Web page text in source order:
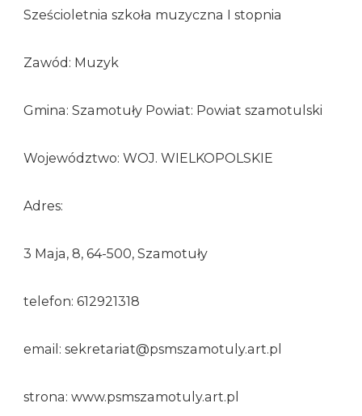
Sześcioletnia szkoła muzyczna I stopnia
Zawód: Muzyk
Gmina: Szamotuły Powiat: Powiat szamotulski
Województwo: WOJ. WIELKOPOLSKIE
Adres:
3 Maja, 8, 64-500, Szamotuły
telefon: 612921318
email: sekretariat@psmszamotuly.art.pl
strona: www.psmszamotuly.art.pl